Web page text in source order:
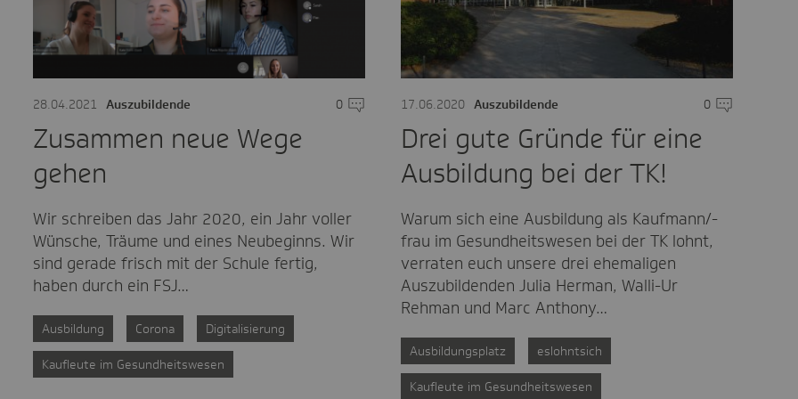
28.04.2021 Auszubildende 0Kommentare
Zusammen neue Wege
gehen
Wir schreiben das Jahr 2020, ein Jahr voller
Wünsche, Träume und eines Neubeginns. Wir
sind gerade frisch mit der Schule fertig,
haben durch ein FSJ…
Ausbildung Corona Digitalisierung
Kaufleute im Gesundheitswesen
17.06.2020 Auszubildende 0Kommentare
Drei gute Gründe für eine
Ausbildung bei der TK!
Warum sich eine Ausbildung als Kaufmann/-
frau im Gesundheitswesen bei der TK lohnt,
verraten euch unsere drei ehemaligen
Auszubildenden Julia Herman, Walli-Ur
Rehman und Marc Anthony…
Ausbildungsplatz eslohntsich
Kaufleute im Gesundheitswesen